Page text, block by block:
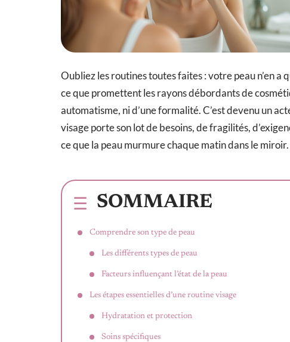
Oubliez les routines toutes faites : votre peau n’en a
ce que promettent les rayons débordants de
automatisme, ni d’une formalité. C’est devenu un
visage porte son lot de besoins, de fragilités,
ce que la peau murmure chaque matin dans le miroir.
SOMMAIRE
Comprendre son type de peau
Les différents types de peau
Facteurs influençant l’état de la peau
Les étapes essentielles d’une routine visage
Hydratation et protection
Soins spécifiques